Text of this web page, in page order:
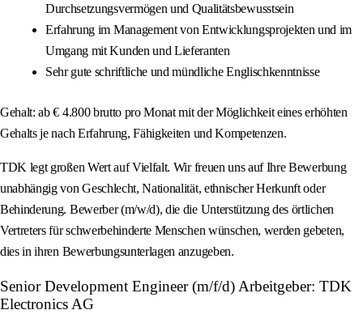
Durchsetzungsvermögen und Qualitätsbewusstsein
Erfahrung im Management von Entwicklungsprojekten und im
Umgang mit Kunden und Lieferanten
Sehr gute schriftliche und mündliche Englischkenntnisse
Gehalt: ab € 4.800 brutto pro Monat mit der Möglichkeit eines erhöhten
Gehalts je nach Erfahrung, Fähigkeiten und Kompetenzen.
TDK legt großen Wert auf Vielfalt. Wir freuen uns auf Ihre Bewerbung
unabhängig von Geschlecht, Nationalität, ethnischer Herkunft oder
Behinderung. Bewerber (m/w/d), die die Unterstützung des örtlichen
Vertreters für schwerbehinderte Menschen wünschen, werden gebeten,
dies in ihren Bewerbungsunterlagen anzugeben.
Senior Development Engineer (m/f/d) Arbeitgeber: TDK
Electronics AG